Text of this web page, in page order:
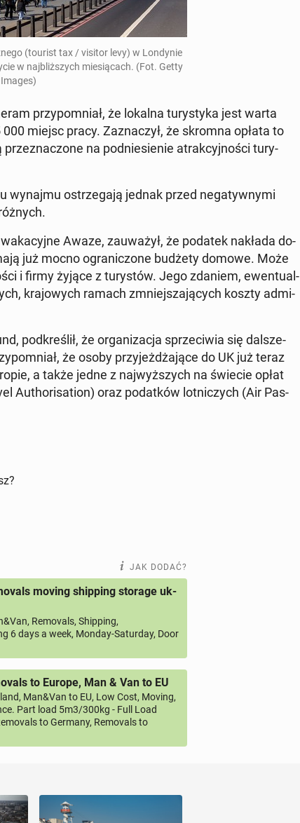
(tourist tax / visitor levy) w Lon­dy­nie
w naj­bliż­szych mie­sią­cach. (Fot. Getty
Images)
przy­po­mniał, że lokalna tu­ry­sty­ka jest warta
miejsc pracy. Za­zna­czył, że skromna opłata to
na pod­nie­sie­nie atrak­cyj­no­ści tu­ry­
wynajmu ostrze­ga­ją jednak przed ne­ga­tyw­ny­mi
Awaze, za­uwa­żył, że podatek nakłada do­
już mocno ogra­ni­czo­ne budżety domowe. Może
i firmy żyjące z tu­ry­stów. Jego zdaniem, ewen­tu­al­
kra­jo­wych ramach zmniej­sza­ją­cych koszty ad­mi­
pod­kre­ślił, że or­ga­ni­za­cja sprze­ci­wia się dal­sze­
że osoby przy­jeż­dża­ją­ce do UK już teraz
a także jedne z naj­wyż­szych na świecie opłat
Au­tho­ri­sa­tion) oraz po­dat­ków lot­ni­czych (Air Pas­
JAK DODAĆ?
moving shipping storage uk-
Removals, Shipping,
6 days a week, Monday-Saturday, Door
to Europe, Man & Van to EU
Man&Van to EU, Low Cost, Moving,
Part load 5m3/300kg - Full Load
to Germany, Removals to